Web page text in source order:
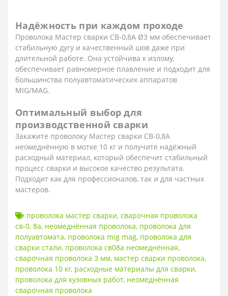
Надёжность при каждом проходе
Проволока Мастер сварки СВ-0,8А Ø3 мм обеспечивает
стабильную дугу и качественный шов даже при
длительной работе. Она устойчива к излому,
обеспечивает равномерное плавление и подходит для
большинства полуавтоматических аппаратов
MIG/MAG.
Оптимальный выбор для
производственной сварки
Закажите проволоку Мастер сварки СВ-0,8А
неомеднённую в мотке 10 кг и получите надёжный
расходный материал, который обеспечит стабильный
процесс сварки и высокое качество результата.
Подходит как для профессионалов, так и для частных
мастеров.
проволока мастер сварки, сварочная проволока
св-0, 8а, неомеднённая проволока, проволока для
полуавтомата, проволока mig mag, проволока для
сварки стали, проволока св08а неомеднённая,
сварочная проволока 3 мм, мастер сварки проволока,
проволока 10 кг, расходные материалы для сварки,
проволока для кузовных работ, неомеднённая
сварочная проволока